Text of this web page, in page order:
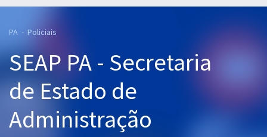
Cursos 20% OFF
Pós
Graduação
PA - Policiais
SEAP PA - Secretaria
de Estado de
Administração